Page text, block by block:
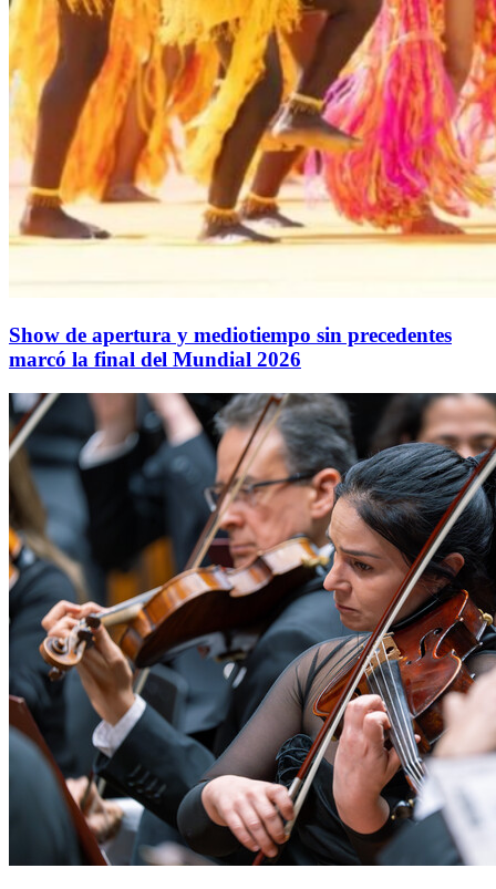
Show de apertura y mediotiempo sin precedentes
marcó la final del Mundial 2026